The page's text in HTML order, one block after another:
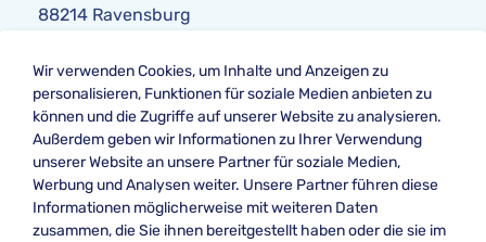
88214 Ravensburg
Telefon:+49 751 354104-0
Telefax: +49 751 354104-42
E-Mail:anfrage@websedit.de
Unsere Bewertung bei
Wir verwenden Cookies, um Inhalte und Anzeigen zu
personalisieren, Funktionen für soziale Medien anbieten zu
können und die Zugriffe auf unserer Website zu analysieren.
Außerdem geben wir Informationen zu Ihrer Verwendung
unserer Website an unsere Partner für soziale Medien,
Werbung und Analysen weiter. Unsere Partner führen diese
Informationen möglicherweise mit weiteren Daten
zusammen, die Sie ihnen bereitgestellt haben oder die sie im